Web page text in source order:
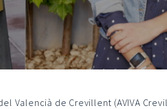
Valencià de Crevillent (AVIVA